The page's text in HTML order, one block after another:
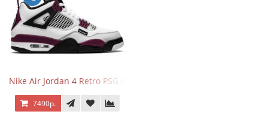
Nike Air Jordan 4 Retro PSG Paris Saint-Germain
7490р.